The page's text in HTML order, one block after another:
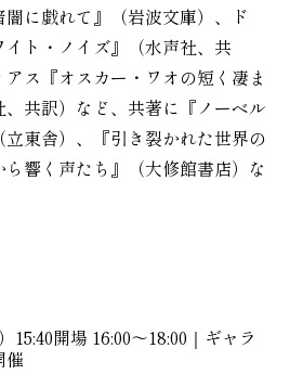
闇に戯れて』（岩波文庫）、ド
イト・ノイズ』（水声社、共
ス『オスカー・ワオの短く凄ま
、共訳）など、共著に『ノーベル
東舎）、『引き裂かれた世界の
響く声たち』（大修館書店）な
15:40開場 16:00〜18:00｜ギャラ
催